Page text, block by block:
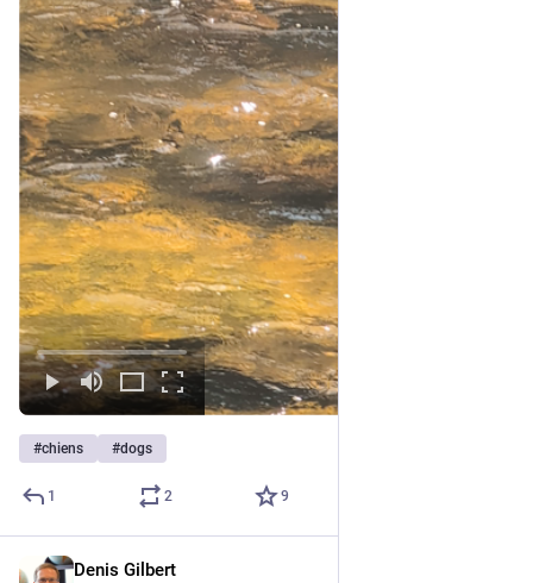
#chiens #dogs
1 2 9
Denis Gilbert